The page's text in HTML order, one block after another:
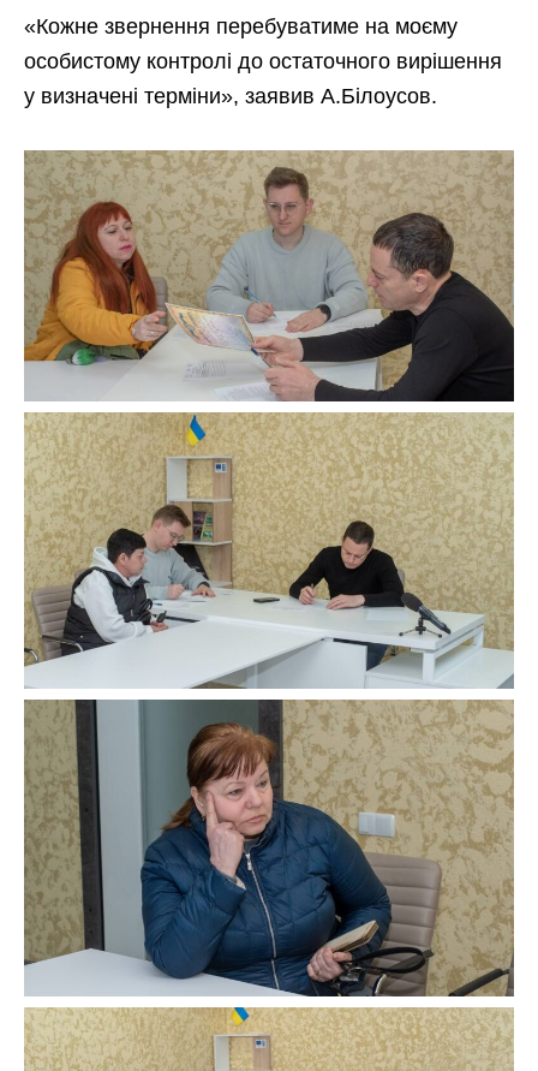
«Кожне звернення перебуватиме на моєму
особистому контролі до остаточного вирішення
у визначені терміни», заявив А.Білоусов.